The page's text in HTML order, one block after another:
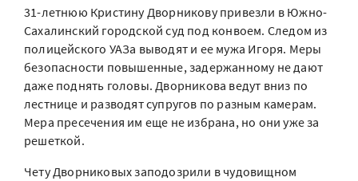
31-летнюю Кристину Дворникову привезли в Южно-
Сахалинский городской суд под конвоем. Следом из
полицейского УАЗа выводят и ее мужа Игоря. Меры
безопасности повышенные, задержанному не дают
даже поднять головы. Дворникова ведут вниз по
лестнице и разводят супругов по разным камерам.
Мера пресечения им еще не избрана, но они уже за
решеткой.
Чету Дворниковых заподозрили в чудовищном